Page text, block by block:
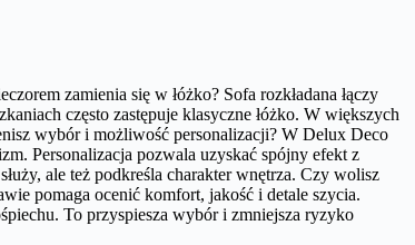
zamienia się w łóżko? Sofa rozkładana łączy
często zastępuje klasyczne łóżko. W większych
wybór i możliwość personalizacji? W Delux Deco
Personalizacja pozwala uzyskać spójny efekt z
ale też podkreśla charakter wnętrza. Czy wolisz
pomaga ocenić komfort, jakość i detale szycia.
To przyspiesza wybór i zmniejsza ryzyko